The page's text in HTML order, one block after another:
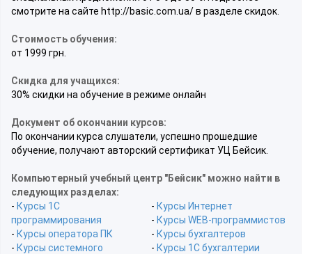
смотрите на сайте http://basic.com.ua/ в разделе скидок.
Стоимость обучения:
от 1999 грн.
Скидка для учащихся:
30% скидки на обучение в режиме онлайн
Документ об окончании курсов:
По окончании курса слушатели, успешно прошедшие
обучение, получают авторский сертификат УЦ Бейсик.
Компьютерный учебный центр "Бейсик" можно найти в
следующих разделах:
- Курсы 1С
программирования
- Курсы оператора ПК
- Курсы системного
- Курсы Интернет
- Курсы WEB-программистов
- Курсы бухгалтеров
- Курсы 1С бухгалтерии